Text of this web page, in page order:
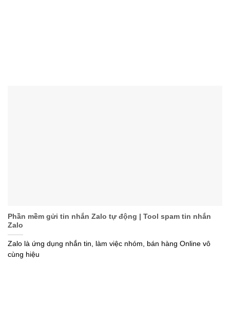
Phần mềm gửi tin nhắn Zalo tự động | Tool spam tin nhắn
Zalo
Zalo là ứng dụng nhắn tin, làm việc nhóm, bán hàng Online vô
cùng hiệu